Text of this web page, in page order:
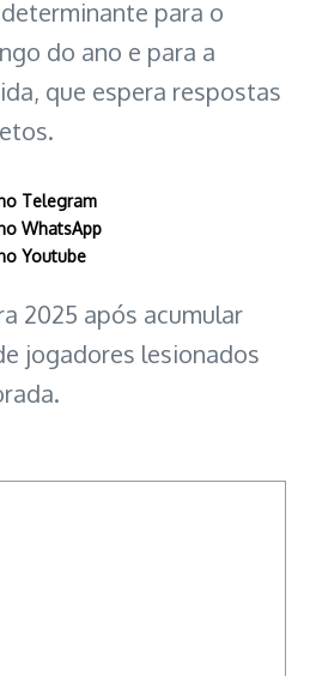
para o
do ano e para a
que espera respostas
Telegram
WhatsApp
Youtube
2025 após acumular
jogadores lesionados